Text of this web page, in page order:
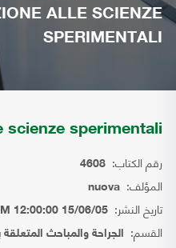
ALLE SCIENZE
SPERIMENTALI
scienze sperimentali
رقم الكتاب: 4608
المؤلف: nuova
تاريخ النشر: 15/06/05 12:00:00 AM
القسم: الجراحة والمباحث المتعلقة